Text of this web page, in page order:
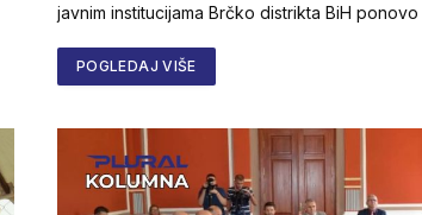
javnim institucijama Brčko distrikta BiH
POGLEDAJ VIŠE